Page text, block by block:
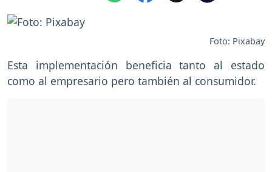
Foto: Pixabay
Esta implementación beneficia tanto al estado
como al empresario pero también al consumidor.